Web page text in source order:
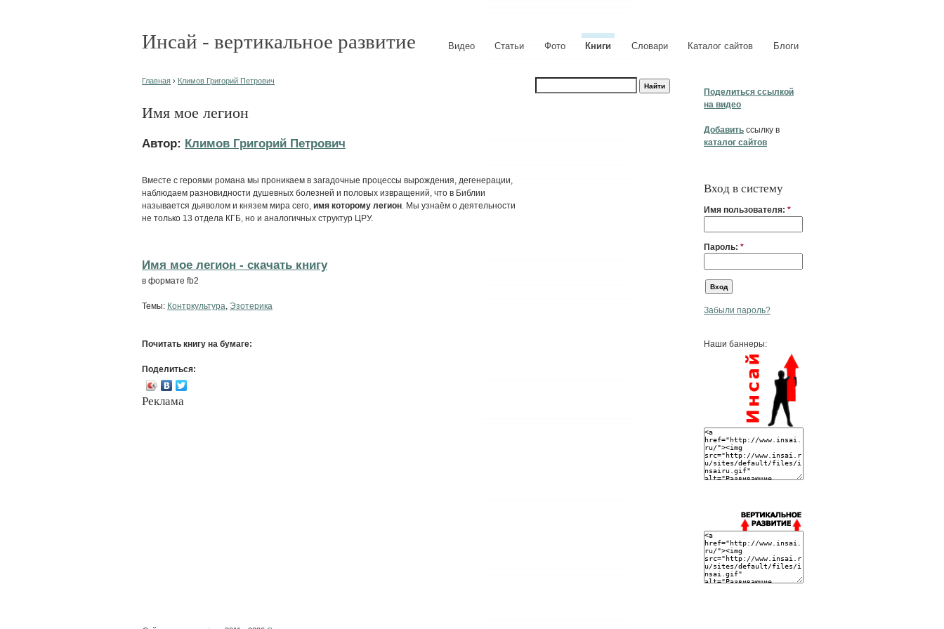
Инсай - вертикальное развитие Видео Статьи Фото Книги Словари Каталог сайтов Блоги
Поделиться ссылкой
на видео
Добавить ссылку в
каталог сайтов
Вход в систему
Имя пользователя: *
Пароль: *
Забыли пароль?
Наши баннеры:
Главная › Климов Григорий Петрович
Имя мое легион
Автор: Климов Григорий Петрович
Вместе с героями романа мы проникаем в загадочные процессы вырождения, дегенерации,
наблюдаем разновидности душевных болезней и половых извращений, что в Библии
называется дьяволом и князем мира сего, имя которому легион . Мы узнаём о деятельности
не только 13 отдела КГБ, но и аналогичных структур ЦРУ.
Имя мое легион - cкачать книгу
в формате fb2
Темы: Контркультура Эзотерика
Почитать книгу на бумаге:
Поделиться:
Реклама